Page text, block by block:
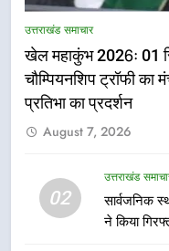
उत्तराखंड समाचार
खेल महाकुंभ 2026ः 01
चौम्पियनशिप ट्रॉफी का
प्रतिभा का प्रदर्शन
August 7, 2026
02
उत्तराखंड
सार्वजनिक
ने किया
6